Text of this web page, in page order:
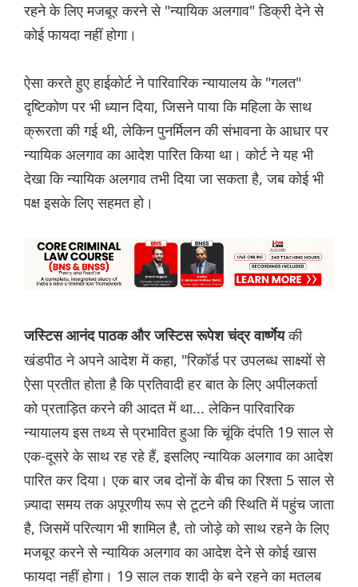
रहने के लिए मजबूर करने से "न्यायिक अलगाव" डिक्री देने से
कोई फायदा नहीं होगा।
ऐसा करते हुए हाईकोर्ट ने पारिवारिक न्यायालय के "गलत"
दृष्टिकोण पर भी ध्यान दिया, जिसने पाया कि महिला के साथ
क्रूरता की गई थी, लेकिन पुनर्मिलन की संभावना के आधार पर
न्यायिक अलगाव का आदेश पारित किया था। कोर्ट ने यह भी
देखा कि न्यायिक अलगाव तभी दिया जा सकता है, जब कोई भी
पक्ष इसके लिए सहमत हो।
जस्टिस आनंद पाठक और जस्टिस रूपेश चंद्र वार्ष्णेयकी
खंडपीठ ने अपने आदेश में कहा, "रिकॉर्ड पर उपलब्ध साक्ष्यों से
ऐसा प्रतीत होता है कि प्रतिवादी हर बात के लिए अपीलकर्ता
को प्रताड़ित करने की आदत में था... लेकिन पारिवारिक
न्यायालय इस तथ्य से प्रभावित हुआ कि चूंकि दंपति 19 साल से
एक-दूसरे के साथ रह रहे हैं, इसलिए न्यायिक अलगाव का आदेश
पारित कर दिया। एक बार जब दोनों के बीच का रिश्ता 5 साल से
ज़्यादा समय तक अपूरणीय रूप से टूटने की स्थिति में पहुंच जाता
है, जिसमें परित्याग भी शामिल है, तो जोड़े को साथ रहने के लिए
मजबूर करने से न्यायिक अलगाव का आदेश देने से कोई खास
फायदा नहीं होगा। 19 साल तक शादी के बने रहने का मतलब